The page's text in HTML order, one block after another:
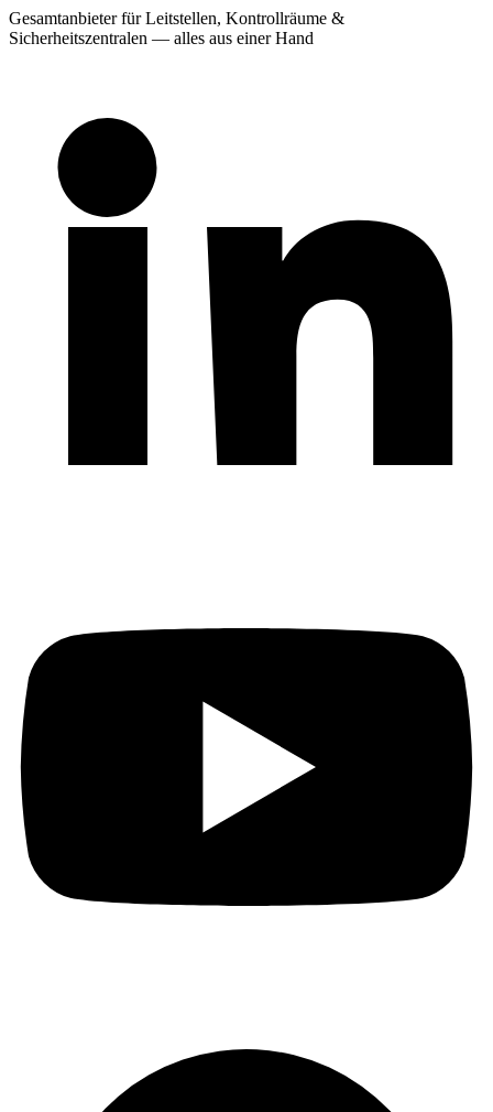
Gesamtanbieter für Leitstellen, Kontrollräume &
Sicherheitszentralen — alles aus einer Hand